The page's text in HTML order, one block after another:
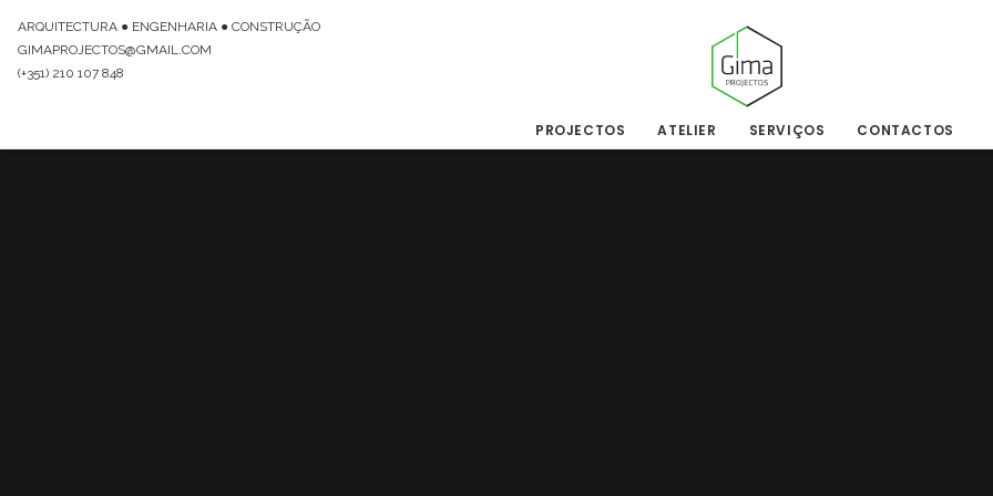
ARQUITECTURA ● ENGENHARIA ● CONSTRUÇÃO
GIMAPROJECTOS@GMAIL.COM
(+351) 210 107 848
PROJECTOS ATELIER SERVIÇOS CONTACTOS